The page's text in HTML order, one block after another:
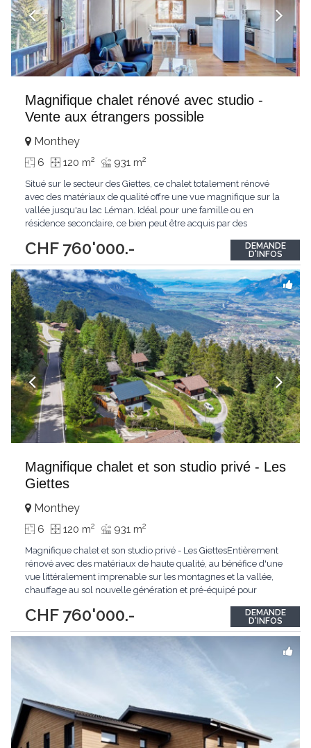
Magnifique chalet rénové avec studio -
Vente aux étrangers possible
CHF 760'000.-
Monthey
6 120 m2 931 m2
Situé sur le secteur des Giettes, ce chalet totalement rénové
avec des matériaux de qualité offre une vue magnifique sur la
vallée jusqu'au lac Léman. Idéal pour une famille ou en
résidence secondaire, ce bien peut être acquis par des
sur 3 niveaux, il dispose de nombreuses options optimisant son
confort et sa fonctionnalité...
DEMANDE
D'INFOS
Magnifique chalet et son studio privé - Les
Giettes
CHF 760'000.-
Monthey
6 120 m2 931 m2
Magnifique chalet et son studio privé - Les GiettesEntièrement
rénové avec des matériaux de haute qualité, au bénéfice d'une
vue littéralement imprenable sur les montagnes et la vallée,
chauffage au sol nouvelle génération et pré-équipé pour
découvrir absolument.Érigé sur 3 étages, ce chalet allie charme
et confort moderne....
DEMANDE
D'INFOS